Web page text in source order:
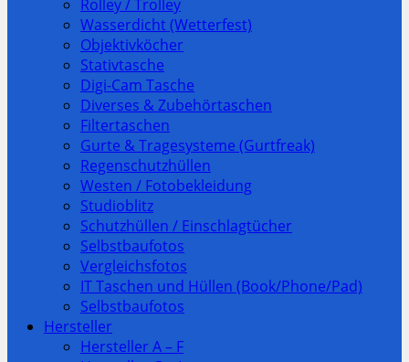
Rolley / Trolley
Wasserdicht (Wetterfest)
Objektivköcher
Stativtasche
Digi-Cam Tasche
Diverses & Zubehörtaschen
Filtertaschen
Gurte & Tragesysteme (Gurtfreak)
Regenschutzhüllen
Westen / Fotobekleidung
Studioblitz
Schutzhüllen / Einschlagtücher
Selbstbaufotos
Vergleichsfotos
IT Taschen und Hüllen (Book/Phone/Pad)
Selbstbaufotos
Hersteller
Hersteller A – F